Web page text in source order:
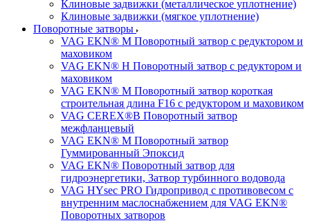
Клиновые задвижки (металлическое уплотнение)
Клиновые задвижки (мягкое уплотнение)
Поворотные затворы
VAG EKN® M Поворотный затвор с редуктором и
маховиком
VAG EKN® H Поворотный затвор с редуктором и
маховиком
VAG EKN® M Поворотный затвор короткая
строительная длина F16 с редуктором и маховиком
VAG CEREX®B Поворотный затвор
межфланцевый
VAG EKN® M Поворотный затвор
Гуммированный Эпоксид
VAG EKN® Поворотный затвор для
гидроэнергетики, Затвор турбинного водовода
VAG HYsec PRO Гидропривод с противовесом с
внутренним маслоснабжением для VAG EKN®
Поворотных затворов